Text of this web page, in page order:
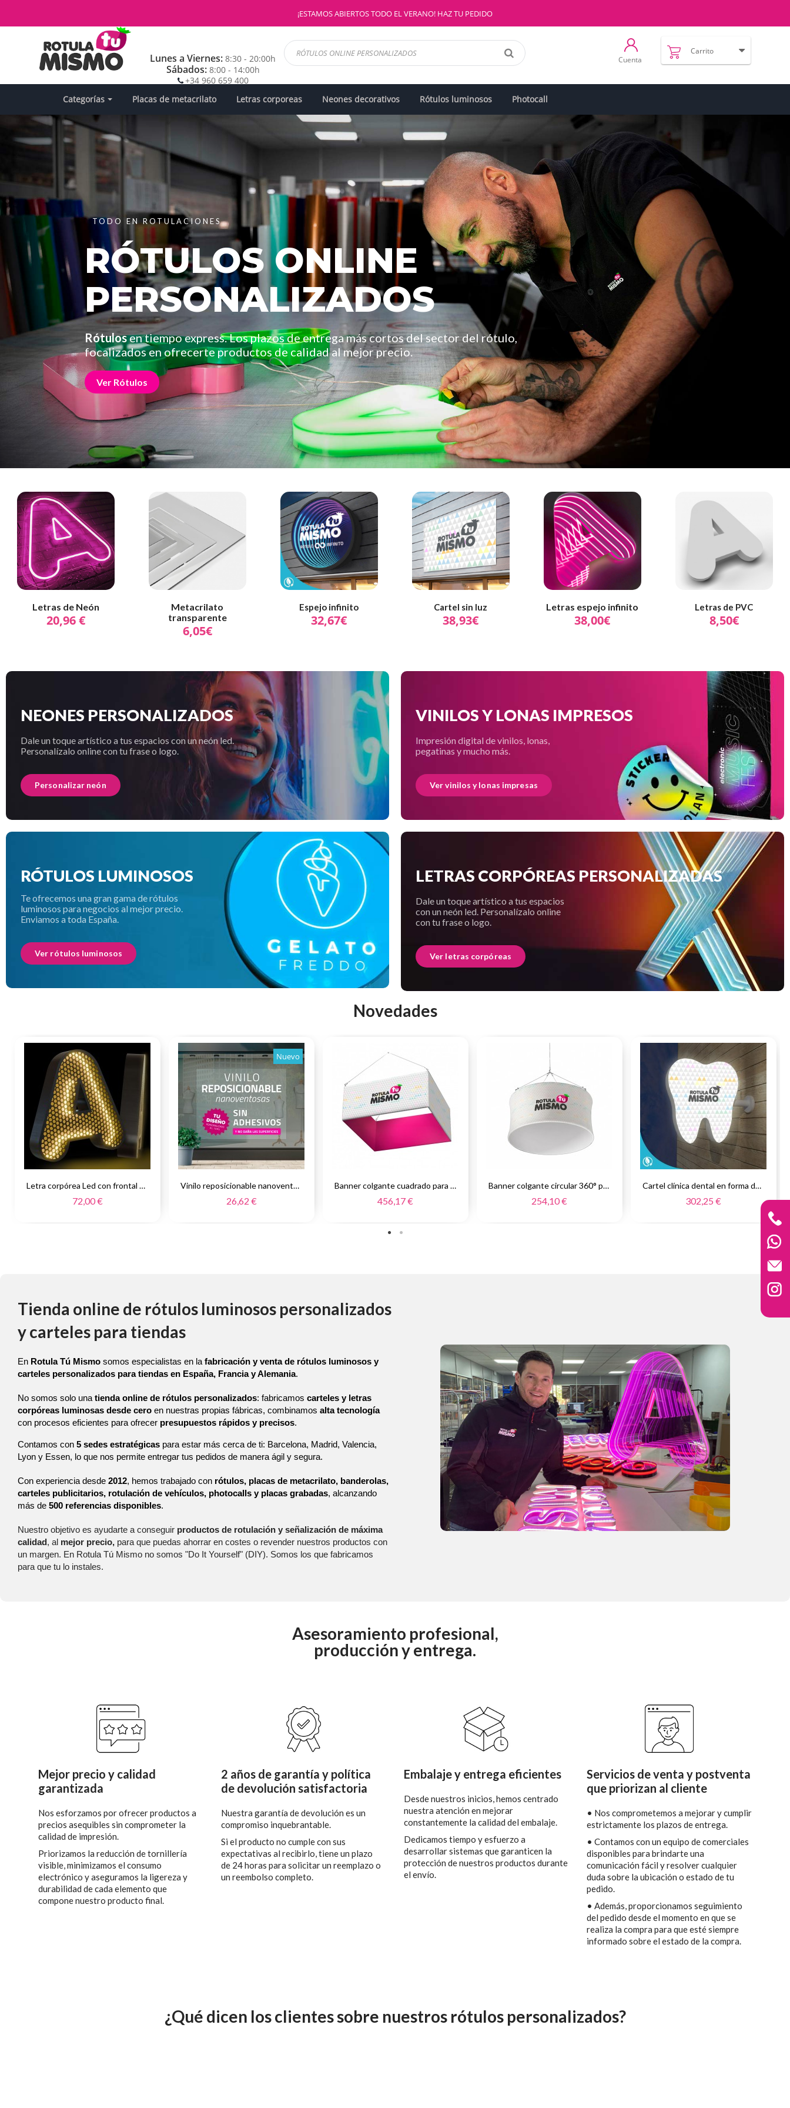
¡ESTAMOS ABIERTOS TODO EL VERANO! HAZ TU PEDIDO
Lunes a Viernes:8:30 - 20:00h
Sábados: 8:00 - 14:00h
+34 960 659 400
Carrito
Cuenta
Categorías Placas de metacrilato Letras corporeas Neones decorativos Rótulos luminosos Photocall
TODO EN ROTULACIONES
RÓTULOS ONLINE
PERSONALIZADOS
Rótulosen tiempo express. Los plazos de entrega más cortos del sector del rótulo,
focalizados en ofrecerte productos de calidad al mejor precio.
Ver Rótulos
Letras de Neón
20,96 €
Metacrilato
transparente
6,05€
Espejo infinito
32,67€
Cartel sin luz
38,93€
Letras espejo infinito
38,00€
Letras de PVC
8,50€
NEONES PERSONALIZADOS
Dale un toque artístico a tus espacios con un neón led.
Personalízalo online con tu frase o logo.
Personalizar neón
VINILOS Y LONAS IMPRESOS
Impresión digital de vinilos, lonas,
pegatinas y mucho más.
Ver vinilos y lonas impresas
RÓTULOS LUMINOSOS
Te ofrecemos una gran gama de rótulos
luminosos para negocios al mejor precio.
Enviamos a toda España.
Ver rótulos luminosos
LETRAS CORPÓREAS PERSONALIZADAS
Dale un toque artístico a tus espacios
con un neón led. Personalízalo online
con tu frase o logo.
Ver letras corpóreas
Novedades
Letra corpórea Led con frontal perforado
72,00 €
Nuevo
Vinilo reposicionable nanoventosas
26,62 €
Banner colgante cuadrado para ferias
456,17 €
Banner colgante circular 360° para ferias y eventos
254,10 €
Cartel clínica dental en forma de muela
302,25 €
Tienda online de rótulos luminosos personalizados
y carteles para tiendas
En Rotula Tú Mismo somos especialistas en la fabricación y venta de rótulos luminosos y
carteles personalizados para tiendas en España, Francia y Alemania.
No somos solo una tienda online de rótulos personalizados: fabricamos carteles y letras
corpóreas luminosas desde cero en nuestras propias fábricas, combinamos alta tecnología
con procesos eficientes para ofrecer presupuestos rápidos y precisos.
Contamos con 5 sedes estratégicas para estar más cerca de ti: Barcelona, Madrid, Valencia,
Lyon y Essen, lo que nos permite entregar tus pedidos de manera ágil y segura.
Con experiencia desde 2012, hemos trabajado con rótulos, placas de metacrilato, banderolas,
carteles publicitarios, rotulación de vehículos, photocalls y placas grabadas, alcanzando
más de 500 referencias disponibles.
Nuestro objetivo es ayudarte a conseguir productos de rotulación y señalización de máxima
calidad, al mejor precio, para que puedas ahorrar en costes o revender nuestros productos con
un margen. En Rotula Tú Mismo no somos "Do It Yourself" (DIY). Somos los que fabricamos
para que tu lo instales.
Asesoramiento profesional,
producción y entrega.
Mejor precio y calidad
garantizada
Nos esforzamos por ofrecer productos a
precios asequibles sin comprometer la
calidad de impresión.
Priorizamos la reducción de tornillería
visible, minimizamos el consumo
electrónico y aseguramos la ligereza y
durabilidad de cada elemento que
compone nuestro producto final.
2 años de garantía y política
de devolución satisfactoria
Nuestra garantía de devolución es un
compromiso inquebrantable.
Si el producto no cumple con sus
expectativas al recibirlo, tiene un plazo
de 24 horas para solicitar un reemplazo o
un reembolso completo.
Embalaje y entrega eficientes
Desde nuestros inicios, hemos centrado
nuestra atención en mejorar
constantemente la calidad del embalaje.
Dedicamos tiempo y esfuerzo a
desarrollar sistemas que garanticen la
protección de nuestros productos durante
el envío.
Servicios de venta y postventa
que priorizan al cliente
• Nos comprometemos a mejorar y cumplir
estrictamente los plazos de entrega.
• Contamos con un equipo de comerciales
disponibles para brindarte una
comunicación fácil y resolver cualquier
duda sobre la ubicación o estado de tu
pedido.
• Además, proporcionamos seguimiento
del pedido desde el momento en que se
realiza la compra para que esté siempre
informado sobre el estado de la compra.
¿Qué dicen los clientes sobre nuestros rótulos personalizados?